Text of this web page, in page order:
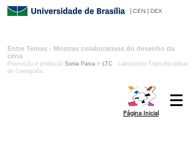
| CEN | DEX
Entre Temas​​ - Mostras colaborativas do desenho da
cena
Promoção e produção Sonia Paiva e LTC - Laboratório Transdisciplinar
de Cenografia
Página Inicial